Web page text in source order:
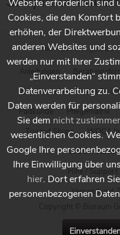
* Alle Preise inkl. gesetzl.
Anleitungen
Händlersuche - Finden Sie
Padkunde
Pflegematrix
Trusted Shops
WOCA
WOCA Videos
Hilfe /
Versand und
Website erforderlich sind
Cookies, die den Komfort
erhöhen, der
anderen Websites und
werden nur mit Ihrer
„Einverstanden“
Datenverarbeitung zu.
Daten werden für
Sie dem nicht
wesentlichen Cookies.
Google Ihre
Ihre Einwilligung über
hier. Dort erfahren
personenbezogenen